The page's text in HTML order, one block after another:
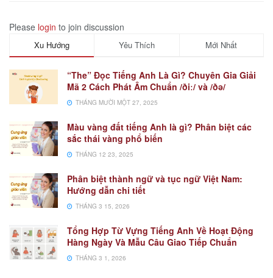
Please login to join discussion
Xu Hướng Yêu Thích Mới Nhất
“The” Đọc Tiếng Anh Là Gì? Chuyên Gia Giải
Mã 2 Cách Phát Âm Chuẩn /ðiː/ và /ðə/
THÁNG MƯỜI MỘT 27, 2025
Màu vàng đất tiếng Anh là gì? Phân biệt các
sắc thái vàng phổ biến
THÁNG 12 23, 2025
Phân biệt thành ngữ và tục ngữ Việt Nam:
Hướng dẫn chi tiết
THÁNG 3 15, 2026
Tổng Hợp Từ Vựng Tiếng Anh Về Hoạt Động
Hàng Ngày Và Mẫu Câu Giao Tiếp Chuẩn
THÁNG 3 1, 2026